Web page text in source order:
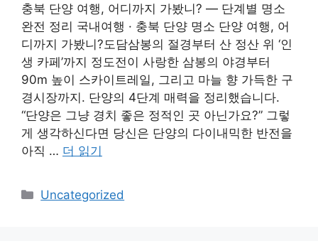
충북 단양 여행, 어디까지 가봤니? — 단계별 명소
완전 정리 국내여행 · 충북 단양 명소 단양 여행, 어
디까지 가봤니?도담삼봉의 절경부터 산 정산 위 ‘인
생 카페’까지 정도전이 사랑한 삼봉의 야경부터
90m 높이 스카이트레일, 그리고 마늘 향 가득한 구
경시장까지. 단양의 4단계 매력을 정리했습니다.
“단양은 그냥 경치 좋은 정적인 곳 아닌가요?” 그렇
게 생각하신다면 당신은 단양의 다이내믹한 반전을
아직 … 더 읽기
카
Uncategorized